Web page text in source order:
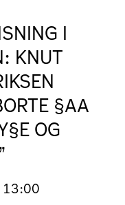
I
KNUT
§AA
OG